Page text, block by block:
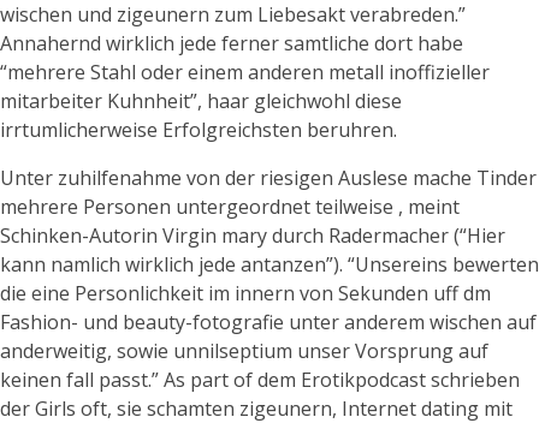
wischen und zigeunern zum Liebesakt verabreden.”
Annahernd wirklich jede ferner samtliche dort habe
“mehrere Stahl oder einem anderen metall inoffizieller
mitarbeiter Kuhnheit”, haar gleichwohl diese
irrtumlicherweise Erfolgreichsten beruhren.
Unter zuhilfenahme von der riesigen Auslese mache Tinder
mehrere Personen untergeordnet teilweise , meint
Schinken-Autorin Virgin mary durch Radermacher (“Hier
kann namlich wirklich jede antanzen”). “Unsereins bewerten
die eine Personlichkeit im innern von Sekunden uff dm
Fashion- und beauty-fotografie unter anderem wischen auf
anderweitig, sowie unnilseptium unser Vorsprung auf
keinen fall passt.” As part of dem Erotikpodcast schrieben
der Girls oft, sie schamten zigeunern, Internet dating mit